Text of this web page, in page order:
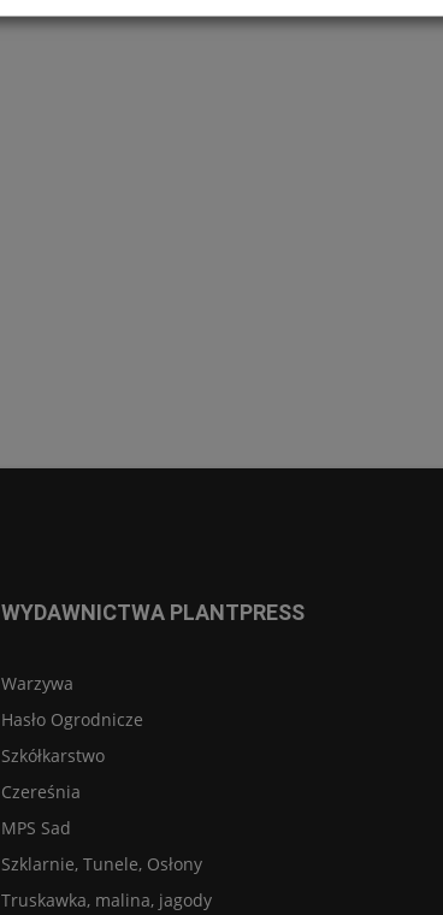
WYDAWNICTWA PLANTPRESS
Warzywa
Hasło Ogrodnicze
Szkółkarstwo
Czereśnia
MPS Sad
Szklarnie, Tunele, Osłony
Truskawka, malina, jagody